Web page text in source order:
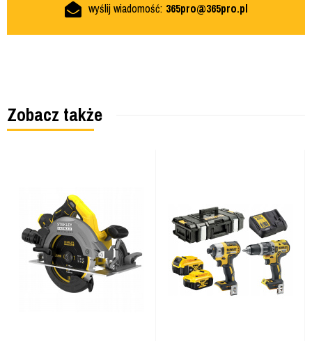
wyślij wiadomość: 365pro@365pro.pl
Zobacz także